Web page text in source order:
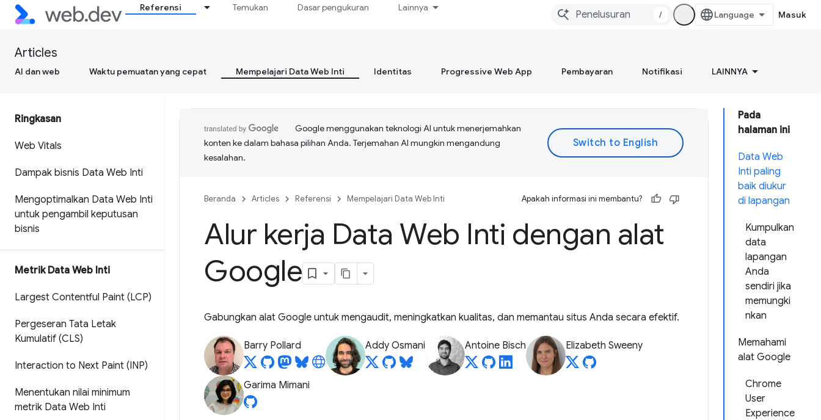
Referensi Temukan Dasar pengukuran Lainnya
/ Masuk
Articles
AI dan web Waktu pemuatan yang cepat Mempelajari Data Web Inti Identitas Progressive Web App Pembayaran Notifikasi LAINNYA
Ringkasan
Web Vitals
Dampak bisnis Data Web Inti
Mengoptimalkan Data Web Inti
untuk pengambil keputusan
bisnis
Metrik Data Web Inti
Largest Contentful Paint (LCP)
Pergeseran Tata Letak
Kumulatif (CLS)
Interaction to Next Paint (INP)
Menentukan nilai minimum
metrik Data Web Inti
Pada
halaman ini
Data Web
Inti paling
baik diukur
di lapangan
Kumpulkan
data
lapangan
Anda
sendiri jika
memungki
nkan
Memahami
alat Google
Chrome
User
Experience
Google menggunakan teknologi AI untuk menerjemahkan
konten ke dalam bahasa pilihan Anda. Terjemahan AI mungkin mengandung
kesalahan.
Beranda Articles Referensi Mempelajari Data Web Inti Apakah informasi ini membantu?
Alur kerja Data Web Inti dengan alat
Google
Gabungkan alat Google untuk mengaudit, meningkatkan kualitas, dan memantau situs Anda secara efektif.
Barry Pollard Addy Osmani Antoine Bisch Elizabeth Sweeny
Garima Mimani